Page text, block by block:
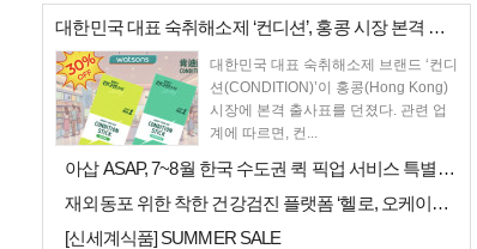
대한민국 대표 숙취해소제 ‘컨디션’, 홍콩 시장 본격 상륙… 왓슨스 입점…
대한민국 대표 숙취해소제 브랜드 ‘컨디
션(CONDITION)’이 홍콩(Hong Kong)
시장에 본격 출사표를 던졌다. 관련 업
계에 따르면, 컨...
아삽 ASAP, 7~8월 한국 수도권 퀵 픽업 서비스 특별 프로모션 실시
재외동포 위한 착한 건강검진 플랫폼 ‘헬로, 오케이검진’ 서비스 개시
[신세계식품] SUMMER SALE